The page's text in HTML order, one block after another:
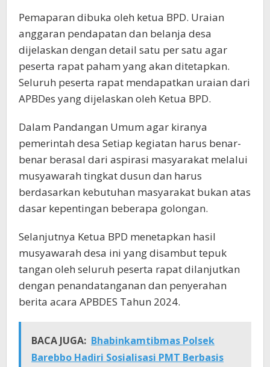
Pemaparan dibuka oleh ketua BPD. Uraian
anggaran pendapatan dan belanja desa
dijelaskan dengan detail satu per satu agar
peserta rapat paham yang akan ditetapkan.
Seluruh peserta rapat mendapatkan uraian dari
APBDes yang dijelaskan oleh Ketua BPD.
Dalam Pandangan Umum agar kiranya
pemerintah desa Setiap kegiatan harus benar-
benar berasal dari aspirasi masyarakat melalui
musyawarah tingkat dusun dan harus
berdasarkan kebutuhan masyarakat bukan atas
dasar kepentingan beberapa golongan.
Selanjutnya Ketua BPD menetapkan hasil
musyawarah desa ini yang disambut tepuk
tangan oleh seluruh peserta rapat dilanjutkan
dengan penandatanganan dan penyerahan
berita acara APBDES Tahun 2024.
BACA JUGA: Bhabinkamtibmas Polsek
Barebbo Hadiri Sosialisasi PMT Berbasis